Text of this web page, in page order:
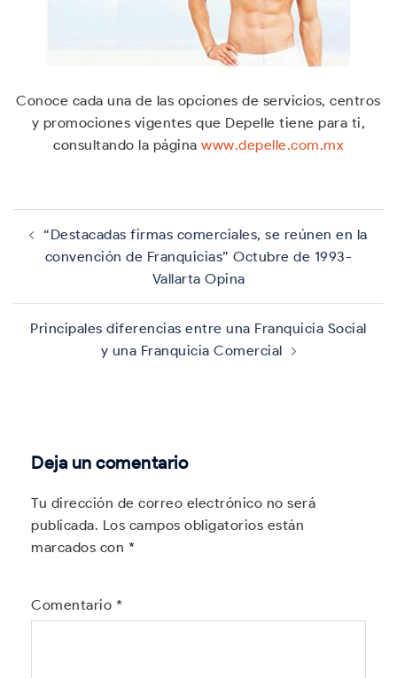
Conoce cada una de las opciones de servicios, centros
y promociones vigentes que Depelle tiene para ti,
consultando la página www.depelle.com.mx
Navegación
de
entradas
“Destacadas firmas comerciales, se reúnen en la
convención de Franquicias” Octubre de 1993-
Vallarta Opina
Principales diferencias entre una Franquicia Social
y una Franquicia Comercial
Deja un comentario
Tu dirección de correo electrónico no será
publicada. Los campos obligatorios están
marcados con *
Comentario *